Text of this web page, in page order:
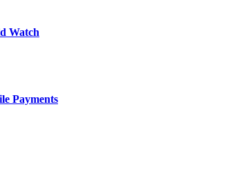
Watch
Payments